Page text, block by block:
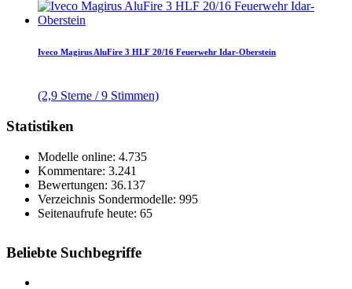
Iveco Magirus AluFire 3 HLF 20/16 Feuerwehr Idar-Oberstein
(2,9 Sterne / 9 Stimmen)
Statistiken
Modelle online: 4.735
Kommentare: 3.241
Bewertungen: 36.137
Verzeichnis Sondermodelle: 995
Seitenaufrufe heute: 65
Beliebte Suchbegriffe